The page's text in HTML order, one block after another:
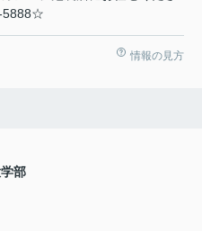
5888☆
情報の見方
部